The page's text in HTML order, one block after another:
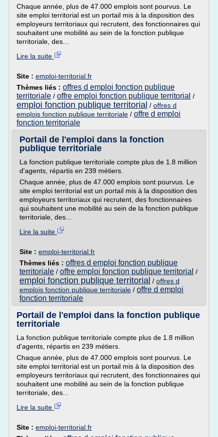
Chaque année, plus de 47.000 emplois sont pourvus. Le
site emploi territorial est un portail mis à la disposition des
employeurs territoriaux qui recrutent, des fonctionnaires qui
souhaitent une mobilité au sein de la fonction publique
territoriale, des...
Lire la suite
Site : emploi-territorial.fr
Thèmes liés : offres d emploi fonction publique
territoriale / offre emploi fonction publique territorial /
emploi fonction publique territorial / offres d
emplois fonction publique territoriale / offre d emploi
fonction territoriale
Portail de l'emploi dans la fonction
publique territoriale
La fonction publique territoriale compte plus de 1.8 million
d'agents, répartis en 239 métiers.
Chaque année, plus de 47.000 emplois sont pourvus. Le
site emploi territorial est un portail mis à la disposition des
employeurs territoriaux qui recrutent, des fonctionnaires
qui souhaitent une mobilité au sein de la fonction publique
territoriale, des...
Lire la suite
Site : emploi-territorial.fr
Thèmes liés : offres d emploi fonction publique
territoriale / offre emploi fonction publique territorial /
emploi fonction publique territorial / offres d
emplois fonction publique territoriale / offre d emploi
fonction territoriale
Portail de l'emploi dans la fonction publique
territoriale
La fonction publique territoriale compte plus de 1.8 million
d'agents, répartis en 239 métiers.
Chaque année, plus de 47.000 emplois sont pourvus. Le
site emploi territorial est un portail mis à la disposition des
employeurs territoriaux qui recrutent, des fonctionnaires qui
souhaitent une mobilité au sein de la fonction publique
territoriale, des...
Lire la suite
Site : emploi-territorial.fr